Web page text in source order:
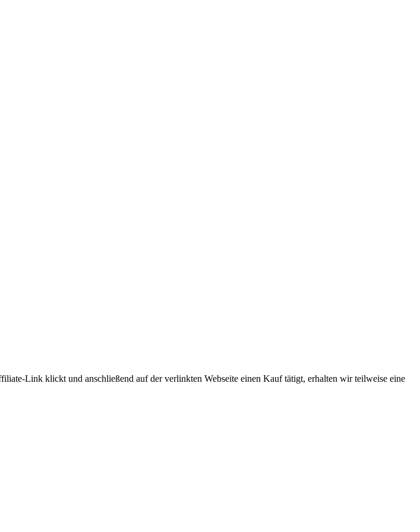
Link klickt und anschließend auf der verlinkten Webseite einen Kauf tätigt, erhalten wir teilweise eine